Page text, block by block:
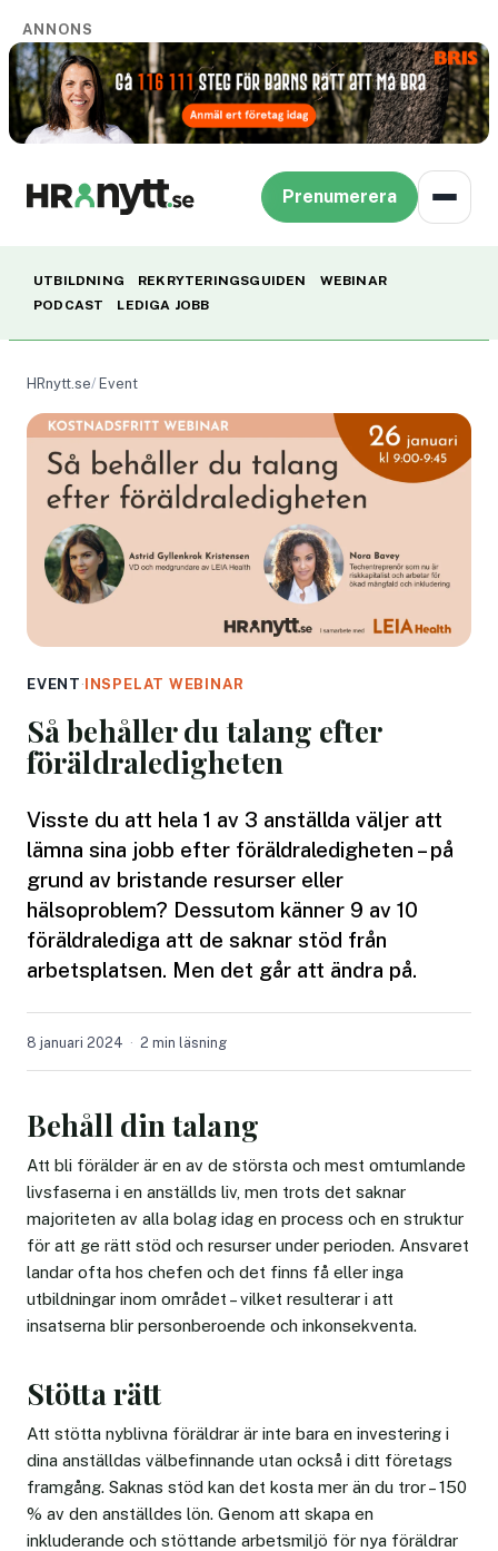
ANNONS
Prenumerera
UTBILDNING REKRYTERINGSGUIDEN
WEBINAR
PODCAST
LEDIGA JOBB
HRnytt.se Event
EVENT · INSPELAT WEBINAR
Så behåller du talang efter
föräldraledigheten
Visste du att hela 1 av 3 anställda väljer att
lämna sina jobb efter föräldraledigheten – på
grund av bristande resurser eller
hälsoproblem? Dessutom känner 9 av 10
föräldralediga att de saknar stöd från
arbetsplatsen. Men det går att ändra på.
8 januari 2024 2 min läsning
Behåll din talang
Att bli förälder är en av de största och mest omtumlande
livsfaserna i en anställds liv, men trots det saknar
majoriteten av alla bolag idag en process och en struktur
för att ge rätt stöd och resurser under perioden. Ansvaret
landar ofta hos chefen och det finns få eller inga
utbildningar inom området – vilket resulterar i att
insatserna blir personberoende och inkonsekventa.
Stötta rätt
Att stötta nyblivna föräldrar är inte bara en investering i
dina anställdas välbefinnande utan också i ditt företags
framgång. Saknas stöd kan det kosta mer än du tror – 150
% av den anställdes lön. Genom att skapa en
inkluderande och stöttande arbetsmiljö för nya föräldrar